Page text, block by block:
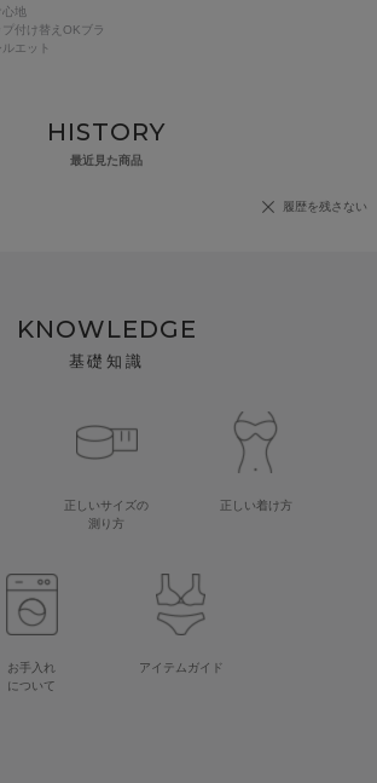
地
プ付け替えOKブラ
エット
HISTORY
最近見た商品
履歴を残さない
KNOWLEDGE
基礎知識
正しいサイズの
測り方
正しい着け方
お手入れ
について
アイテムガイド